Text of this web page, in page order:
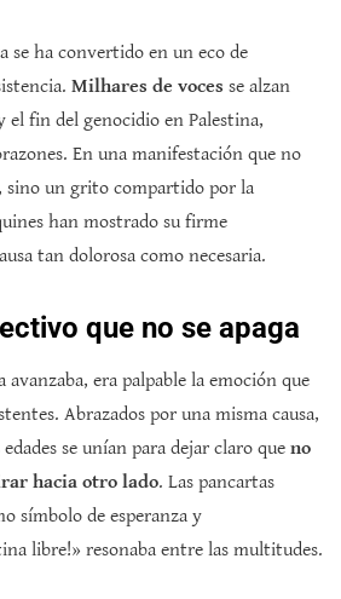
se ha convertido en un eco de
Milhares de voces se alzan
el fin del genocidio en Palestina,
En una manifestación que no
sino un grito compartido por la
han mostrado su firme
tan dolorosa como necesaria.
que no se apaga
avanzaba, era palpable la emoción que
Abrazados por una misma causa,
se unían para dejar claro que no
hacia otro lado. Las pancartas
símbolo de esperanza y
libre!» resonaba entre las multitudes.